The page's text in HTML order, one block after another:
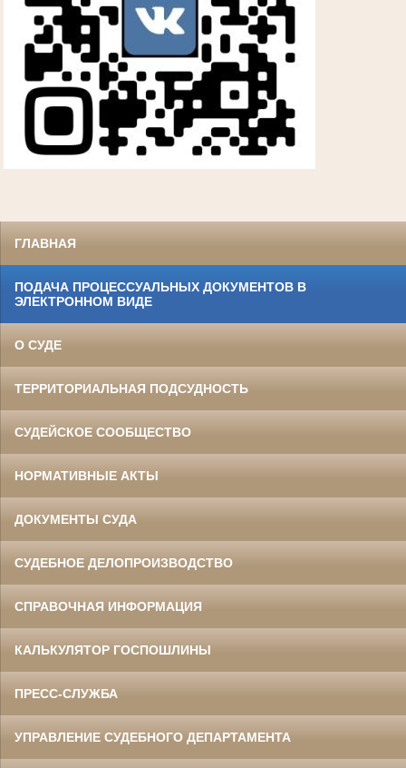
ГЛАВНАЯ
ПОДАЧА ПРОЦЕССУАЛЬНЫХ ДОКУМЕНТОВ В
ЭЛЕКТРОННОМ ВИДЕ
О СУДЕ
ТЕРРИТОРИАЛЬНАЯ ПОДСУДНОСТЬ
СУДЕЙСКОЕ СООБЩЕСТВО
НОРМАТИВНЫЕ АКТЫ
ДОКУМЕНТЫ СУДА
СУДЕБНОЕ ДЕЛОПРОИЗВОДСТВО
СПРАВОЧНАЯ ИНФОРМАЦИЯ
КАЛЬКУЛЯТОР ГОСПОШЛИНЫ
ПРЕСС-СЛУЖБА
УПРАВЛЕНИЕ СУДЕБНОГО ДЕПАРТАМЕНТА